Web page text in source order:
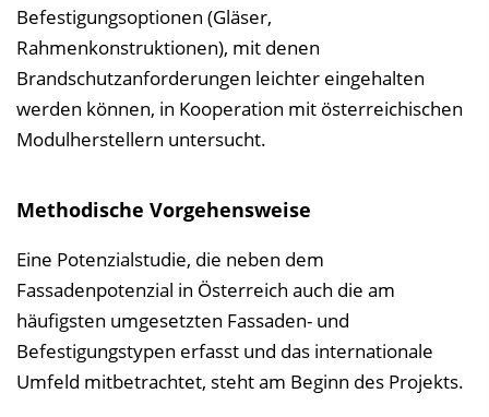
Befestigungs­optionen (Gläser,
Rahmenkonstruktionen), mit denen
Brandschutzanforderungen leichter eingehalten
werden können, in Kooperation mit österreichischen
Modulherstellern untersucht.
Methodische Vorgehensweise
Eine Potenzialstudie, die neben dem
Fassadenpotenzial in Österreich auch die am
häufigsten umgesetzten Fassaden- und
Befestigungstypen erfasst und das internationale
Umfeld mitbetrachtet, steht am Beginn des Projekts.